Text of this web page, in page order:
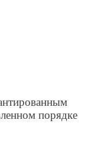
порядке